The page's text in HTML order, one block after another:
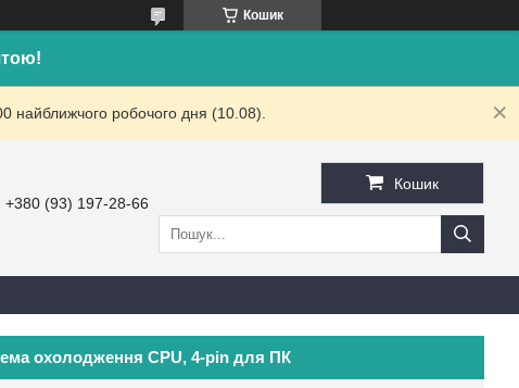
Кошик
найближчого робочого дня (10.08).
+380 (93) 197-28-66
Кошик
охолодження CPU, 4-pin для ПК